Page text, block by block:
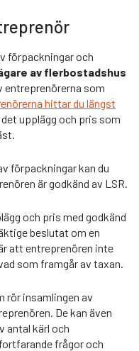
förpackningar och
av flerbostadshus
entreprenörerna som
hittar du längst
upplägg och pris som
förpackningar kan du
är godkänd av LSR.
och pris med godkänd
beslutat om en
att entreprenören inte
som framgår av taxan.
rör insamlingen av
De kan även
antal kärl och
frågor och